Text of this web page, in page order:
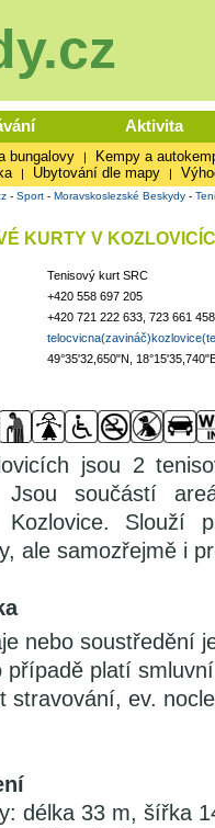
Aktivita
bungalovy | Kempy a
| Ubytování dle mapy |
- Sport - Moravskoslezské Beskydy -
KURTY V
Tenisový kurt SRC
+420 558 697 205
+420 721 222 633, 723 661 458
49°35'32,650"N,
jsou 2
Jsou součástí
Kozlovice. Slouží
ale samozřejmě i
nebo soustředění
případě platí
stravování, ev.
délka 33 m, šířka